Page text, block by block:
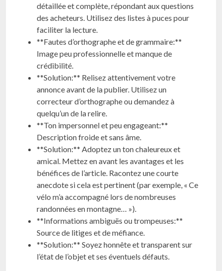
détaillée et complète, répondant aux questions
des acheteurs. Utilisez des listes à puces pour
faciliter la lecture.
**Fautes d’orthographe et de grammaire:**
Image peu professionnelle et manque de
crédibilité.
**Solution:** Relisez attentivement votre
annonce avant de la publier. Utilisez un
correcteur d’orthographe ou demandez à
quelqu’un de la relire.
**Ton impersonnel et peu engageant:**
Description froide et sans âme.
**Solution:** Adoptez un ton chaleureux et
amical. Mettez en avant les avantages et les
bénéfices de l’article. Racontez une courte
anecdote si cela est pertinent (par exemple, « Ce
vélo m’a accompagné lors de nombreuses
randonnées en montagne… »).
**Informations ambiguës ou trompeuses:**
Source de litiges et de méfiance.
**Solution:** Soyez honnête et transparent sur
l’état de l’objet et ses éventuels défauts.